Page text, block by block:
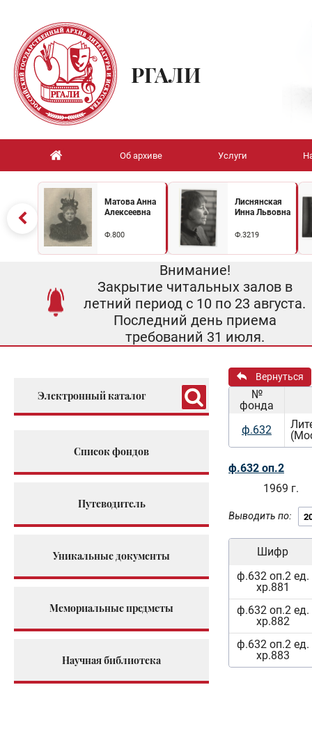
РГАЛИ
Об архиве Услуги
Матова Анна
Алексеевна
Ф.800
Лиснянская
Инна Львовна
Ф.3219
Внимание!
Закрытие читальных залов в
летний период с 10 по 23 августа.
Последний день приема
требований 31 июля.
Электронный каталог
Список фондов
Путеводитель
Уникальные документы
Мемориальные предметы
Научная библиотека
Вернуться
№
фонда
ф.632
ф.632 оп.2
1969 г.
Выводить по:
Шифр
ф.632 оп.2 ед.
хр.881
ф.632 оп.2 ед.
хр.882
ф.632 оп.2 ед.
хр.883